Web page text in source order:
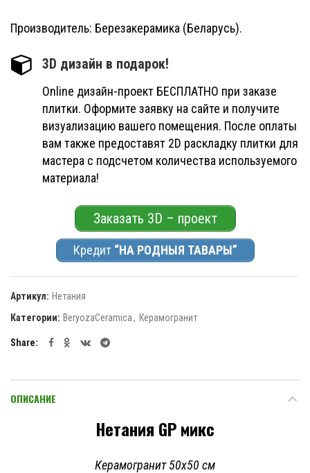
Производитель: Березакерамика (Беларусь).
3D дизайн в подарок!
Online дизайн-проект БЕСПЛАТНО при заказе
плитки. Оформите заявку на сайте и получите
визуализацию вашего помещения. После оплаты
вам также предоставят 2D раскладку плитки для
мастера с подсчетом количества используемого
материала!
Заказать 3D – проект
Кредит“НА РОДНЫЯ ТАВАРЫ”
Артикул: Нетания
Категории: BeryozaCeramica, Керамогранит
Share
ОПИСАНИЕ
Нетания GP микс
Керамогранит 50х50 см